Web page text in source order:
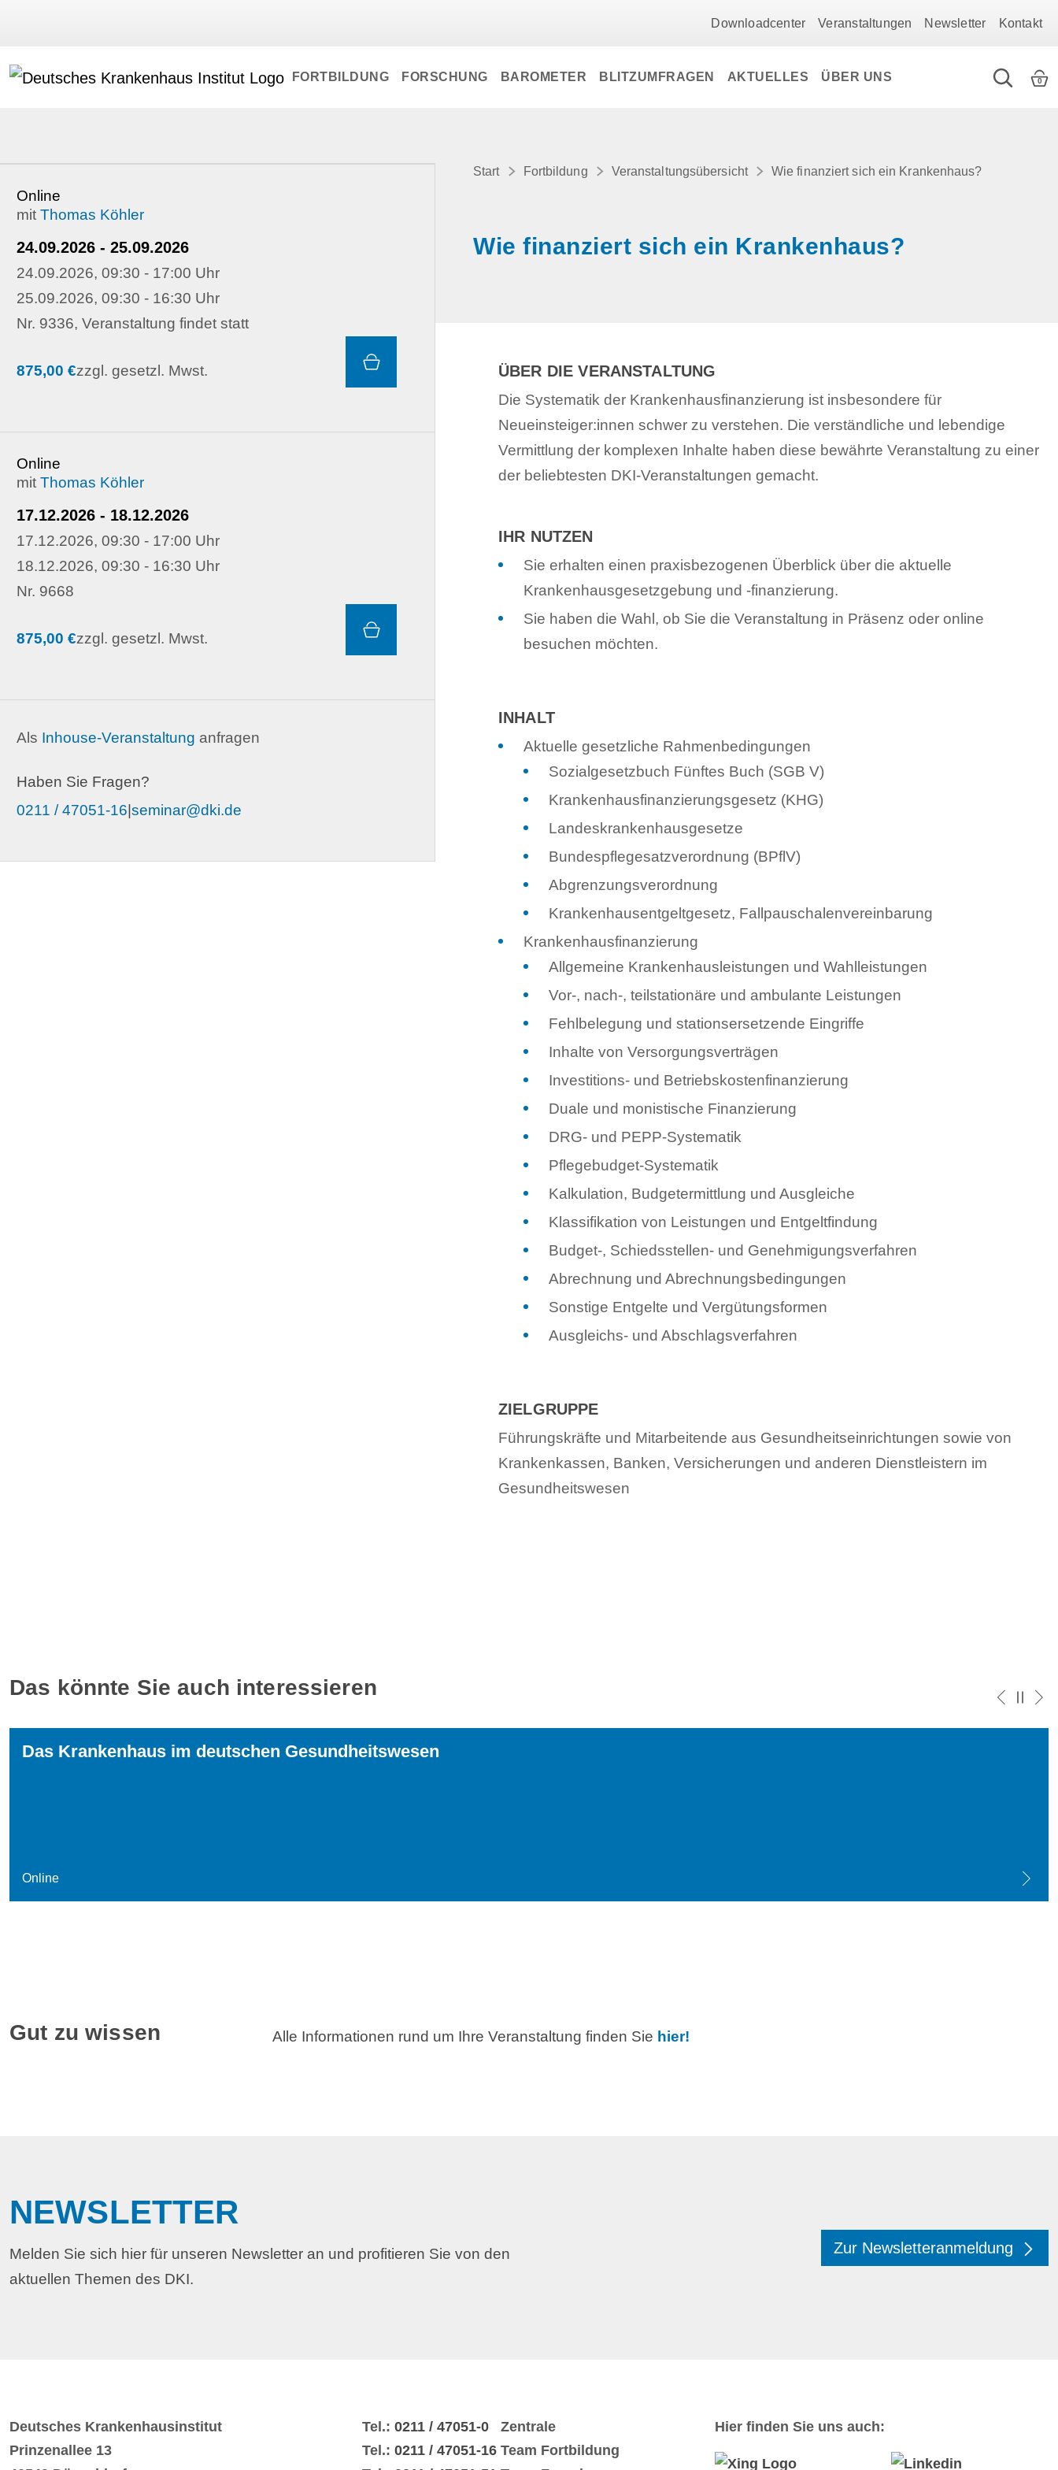
Downloadcenter Veranstaltungen Newsletter Kontakt
FORTBILDUNG FORSCHUNG BAROMETER BLITZUMFRAGEN AKTUELLES ÜBER UNS 0
Start Fortbildung Veranstaltungsübersicht Wie finanziert sich ein Krankenhaus?
Wie finanziert sich ein Krankenhaus?
Online
mit Thomas Köhler
24.09.2026 - 25.09.2026
24.09.2026, 09:30 - 17:00 Uhr
25.09.2026, 09:30 - 16:30 Uhr
Nr. 9336, Veranstaltung findet statt
875,00 €zzgl. gesetzl. Mwst.
Online
mit Thomas Köhler
17.12.2026 - 18.12.2026
17.12.2026, 09:30 - 17:00 Uhr
18.12.2026, 09:30 - 16:30 Uhr
Nr. 9668
875,00 €zzgl. gesetzl. Mwst.
Als Inhouse-Veranstaltung anfragen
Haben Sie Fragen?
0211 / 47051-16|seminar@dki.de
ÜBER DIE VERANSTALTUNG
Die Systematik der Krankenhausfinanzierung ist insbesondere für
Neueinsteiger:innen schwer zu verstehen. Die verständliche und lebendige
Vermittlung der komplexen Inhalte haben diese bewährte Veranstaltung zu einer
der beliebtesten DKI-Veranstaltungen gemacht.
IHR NUTZEN
Sie erhalten einen praxisbezogenen Überblick über die aktuelle
Krankenhausgesetzgebung und -finanzierung.
Sie haben die Wahl, ob Sie die Veranstaltung in Präsenz oder online
besuchen möchten.
INHALT
Aktuelle gesetzliche Rahmenbedingungen
Sozialgesetzbuch Fünftes Buch (SGB V)
Krankenhausfinanzierungsgesetz (KHG)
Landeskrankenhausgesetze
Bundespflegesatzverordnung (BPflV)
Abgrenzungsverordnung
Krankenhausentgeltgesetz, Fallpauschalenvereinbarung
Krankenhausfinanzierung
Allgemeine Krankenhausleistungen und Wahlleistungen
Vor-, nach-, teilstationäre und ambulante Leistungen
Fehlbelegung und stationsersetzende Eingriffe
Inhalte von Versorgungsverträgen
Investitions- und Betriebskostenfinanzierung
Duale und monistische Finanzierung
DRG- und PEPP-Systematik
Pflegebudget-Systematik
Kalkulation, Budgetermittlung und Ausgleiche
Klassifikation von Leistungen und Entgeltfindung
Budget-, Schiedsstellen- und Genehmigungsverfahren
Abrechnung und Abrechnungsbedingungen
Sonstige Entgelte und Vergütungsformen
Ausgleichs- und Abschlagsverfahren
ZIELGRUPPE
Führungskräfte und Mitarbeitende aus Gesundheitseinrichtungen sowie von
Krankenkassen, Banken, Versicherungen und anderen Dienstleistern im
Gesundheitswesen
Das könnte Sie auch interessieren
Das Krankenhaus im deutschen Gesundheitswesen
Online
Gut zu wissen Alle Informationen rund um Ihre Veranstaltung finden Sie hier!
NEWSLETTER
Melden Sie sich hier für unseren Newsletter an und profitieren Sie von den
aktuellen Themen des DKI.
Zur Newsletteranmeldung
Deutsches Krankenhausinstitut
Prinzenallee 13
Tel.: 0211 / 47051-0 Zentrale
Tel.: 0211 / 47051-16 Team Fortbildung
Hier finden Sie uns auch: